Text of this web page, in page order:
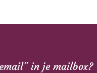
in je mailbox?